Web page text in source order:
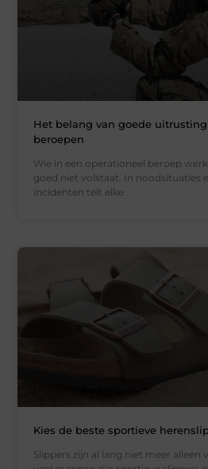
Het belang van goede
beroepen
Wie in een operationeel beroep
goed niet volstaat. In noodsituaties
incidenten telt elke
Kies de beste sportieve
Slippers zijn al lang niet meer alleen